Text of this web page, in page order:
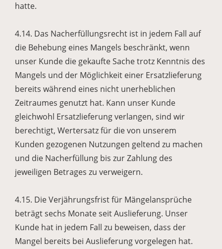
hatte.
4.14. Das Nacherfüllungsrecht ist in jedem Fall auf
die Behebung eines Mangels beschränkt, wenn
unser Kunde die gekaufte Sache trotz Kenntnis des
Mangels und der Möglichkeit einer Ersatzlieferung
bereits während eines nicht unerheblichen
Zeitraumes genutzt hat. Kann unser Kunde
gleichwohl Ersatzlieferung verlangen, sind wir
berechtigt, Wertersatz für die von unserem
Kunden gezogenen Nutzungen geltend zu machen
und die Nacherfüllung bis zur Zahlung des
jeweiligen Betrages zu verweigern.
4.15. Die Verjährungsfrist für Mängelansprüche
beträgt sechs Monate seit Auslieferung. Unser
Kunde hat in jedem Fall zu beweisen, dass der
Mangel bereits bei Auslieferung vorgelegen hat.